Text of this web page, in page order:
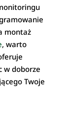
montaż
, warto
w doborze
Twoje